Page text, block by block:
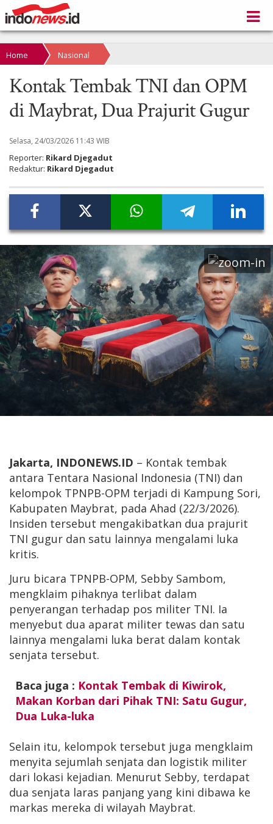
Home Nasional
Kontak Tembak TNI dan OPM
di Maybrat, Dua Prajurit Gugur
Selasa, 24/03/2026 11:43 WIB
Reporter: Rikard Djegadut
Redaktur: Rikard Djegadut
Jakarta, INDONEWS.ID – Kontak tembak
antara Tentara Nasional Indonesia (TNI) dan
kelompok TPNPB-OPM terjadi di Kampung Sori,
Kabupaten Maybrat, pada Ahad (22/3/2026).
Insiden tersebut mengakibatkan dua prajurit
TNI gugur dan satu lainnya mengalami luka
kritis.
Juru bicara TPNPB-OPM, Sebby Sambom,
mengklaim pihaknya terlibat dalam
penyerangan terhadap pos militer TNI. Ia
menyebut dua aparat militer tewas dan satu
lainnya mengalami luka berat dalam kontak
senjata tersebut.
Baca juga : Kontak Tembak di Kiwirok,
Makan Korban dari Pihak TNI: Satu Gugur,
Dua Luka-luka
Selain itu, kelompok tersebut juga mengklaim
menyita sejumlah senjata dan logistik militer
dari lokasi kejadian. Menurut Sebby, terdapat
dua senjata laras panjang yang kini dibawa ke
markas mereka di wilayah Maybrat.